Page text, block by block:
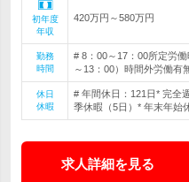
初年度
年収
420万円～580万円
勤務
時間
# 8：00～17：00所定労
～13：00）時間外労働有
休日
休暇
# 年間休日：121日* 完全
季休暇（5日）* 年末年始
求人詳細を見る